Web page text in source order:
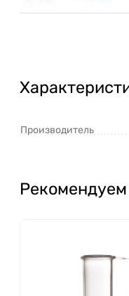
Производитель